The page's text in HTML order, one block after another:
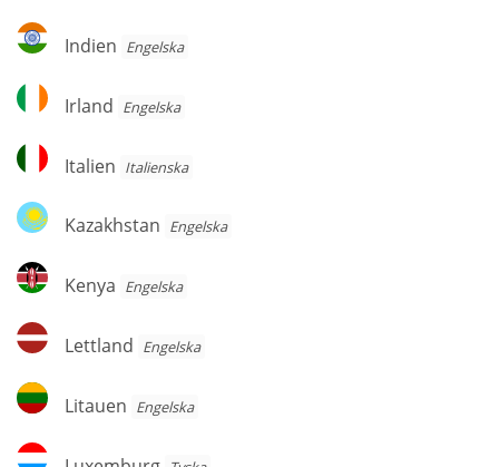
Indien
Indien Engelska
Irland
Irland Engelska
Italien
Italien Italienska
Kazakhstan
Kazakhstan Engelska
Kenya
Kenya Engelska
Lettland
Lettland Engelska
Litauen
Litauen Engelska
Luxemburg